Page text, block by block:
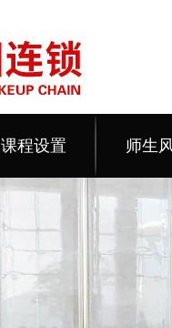
课程设置 师生